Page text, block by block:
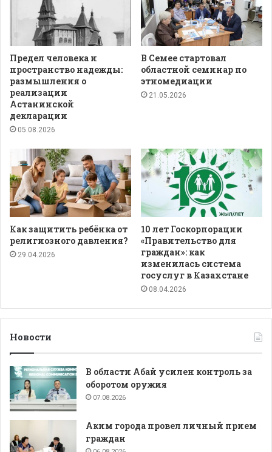
Предел человека и
пространство надежды:
размышления о
реализации
Астанинской
декларации
05.08.2026
В Семее стартовал
областной семинар по
этномедиации
21.05.2026
Как защитить ребёнка от
религиозного давления?
29.04.2026
10 лет Госкорпорации
«Правительство для
граждан»: как
изменилась система
госуслуг в Казахстане
08.04.2026
Новости
В области Абай усилен контроль за
оборотом оружия
07.08.2026
Аким города провел личный прием
граждан